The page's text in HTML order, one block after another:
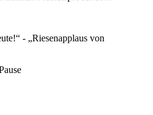
- „Riesenapplaus von